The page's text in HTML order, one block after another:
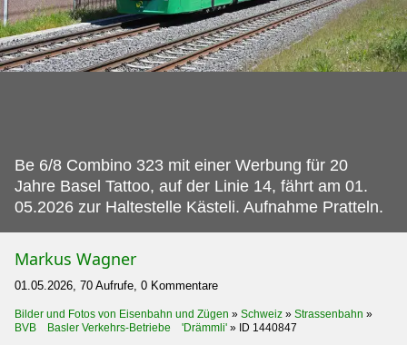
Be 6/8 Combino 323 mit einer Werbung für 20
Jahre Basel Tattoo, auf der Linie 14, fährt am 01.
05.2026 zur Haltestelle Kästeli. Aufnahme Pratteln.
Markus Wagner
01.05.2026, 70 Aufrufe, 0 Kommentare
Bilder und Fotos von Eisenbahn und Zügen » Schweiz » Strassenbahn »
BVB Basler Verkehrs-Betriebe 'Drämmli' » ID 1440847